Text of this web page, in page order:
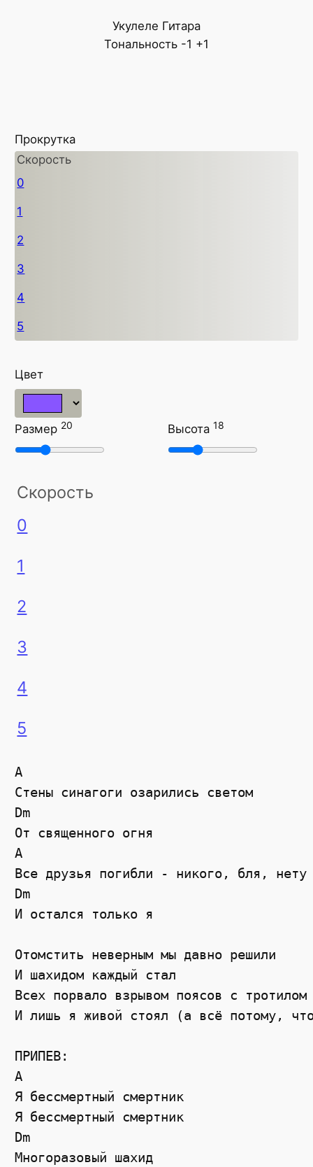
Укулеле Гитара
Тональность -1 +1
Прокрутка
Скорость
0
1
2
3
4
5
Цвет
Размер 20 Высота 18
Скорость
0
1
2
3
4
5
A
Стены синагоги озарились светом
Dm
От священного огня
A
Все друзья погибли - никого, бля, нету
Dm
И остался только я
Отомстить неверным мы давно решили
И шахидом каждый стал
Всех порвало взрывом поясов с тротилом
И лишь я живой стоял (а всё потому,
ПРИПЕВ:
A
Я бессмертный смертник
Я бессмертный смертник
Dm
Многоразовый шахид